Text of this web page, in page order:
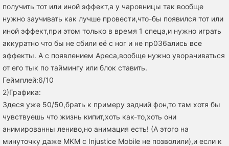
получить тот или иной эффект,а у чаровницы так вообще
нужно заучивать как лучше провести,что-бы появился тот или
иной эффект,при этом только в время 1 спеца,и нужно играть
аккуратно что бы не сбили её с ног и не пр036ались все
эффекты. А с появлением Ареса,вообще нужно уворачиваться
от его тык по таймингу или блок ставить.
Геймплей:6/10
2)Графика:
Здеся уже 50/50,брать к примеру задний фон,то там хотя бы
чувствуешь что жизнь кипит,хоть как-то,хоть они
анимированны лениво,но анимация есть! (А этого на
минуточку даже MKM с Injustice Mobile не позволили),и если к